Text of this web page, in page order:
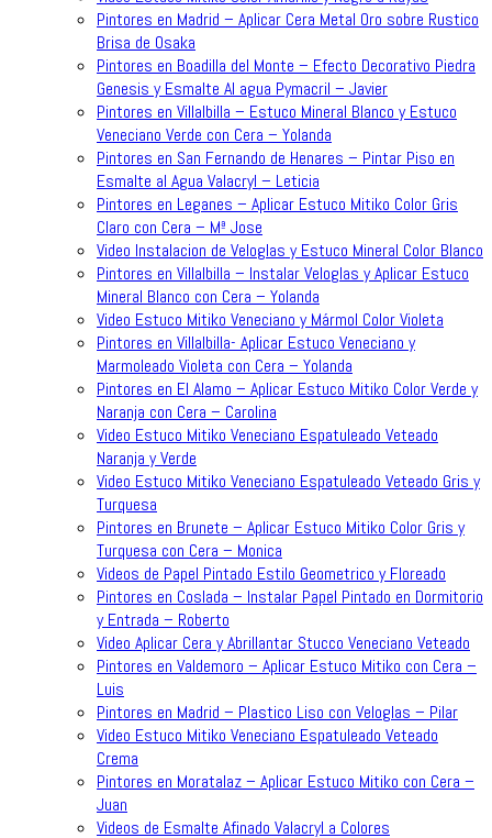
Pintores en Madrid – Aplicar Cera Metal Oro sobre Rustico
Brisa de Osaka
Pintores en Boadilla del Monte – Efecto Decorativo Piedra
Genesis y Esmalte Al agua Pymacril – Javier
Pintores en Villalbilla – Estuco Mineral Blanco y Estuco
Veneciano Verde con Cera – Yolanda
Pintores en San Fernando de Henares – Pintar Piso en
Esmalte al Agua Valacryl – Leticia
Pintores en Leganes – Aplicar Estuco Mitiko Color Gris
Claro con Cera – Mª Jose
Video Instalacion de Veloglas y Estuco Mineral Color Blanco
Pintores en Villalbilla – Instalar Veloglas y Aplicar Estuco
Mineral Blanco con Cera – Yolanda
Video Estuco Mitiko Veneciano y Mármol Color Violeta
Pintores en Villalbilla- Aplicar Estuco Veneciano y
Marmoleado Violeta con Cera – Yolanda
Pintores en El Alamo – Aplicar Estuco Mitiko Color Verde y
Naranja con Cera – Carolina
Video Estuco Mitiko Veneciano Espatuleado Veteado
Naranja y Verde
Video Estuco Mitiko Veneciano Espatuleado Veteado Gris y
Turquesa
Pintores en Brunete – Aplicar Estuco Mitiko Color Gris y
Turquesa con Cera – Monica
Videos de Papel Pintado Estilo Geometrico y Floreado
Pintores en Coslada – Instalar Papel Pintado en Dormitorio
y Entrada – Roberto
Video Aplicar Cera y Abrillantar Stucco Veneciano Veteado
Pintores en Valdemoro – Aplicar Estuco Mitiko con Cera –
Luis
Pintores en Madrid – Plastico Liso con Veloglas – Pilar
Video Estuco Mitiko Veneciano Espatuleado Veteado
Crema
Pintores en Moratalaz – Aplicar Estuco Mitiko con Cera –
Juan
Videos de Esmalte Afinado Valacryl a Colores